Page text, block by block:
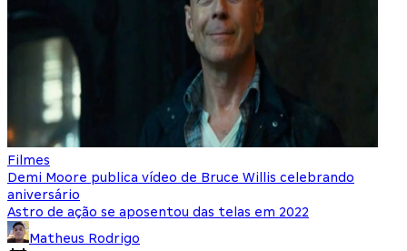
Filmes
Demi Moore publica vídeo de Bruce Willis celebrando
aniversário
Astro de ação se aposentou das telas em 2022
Matheus Rodrigo